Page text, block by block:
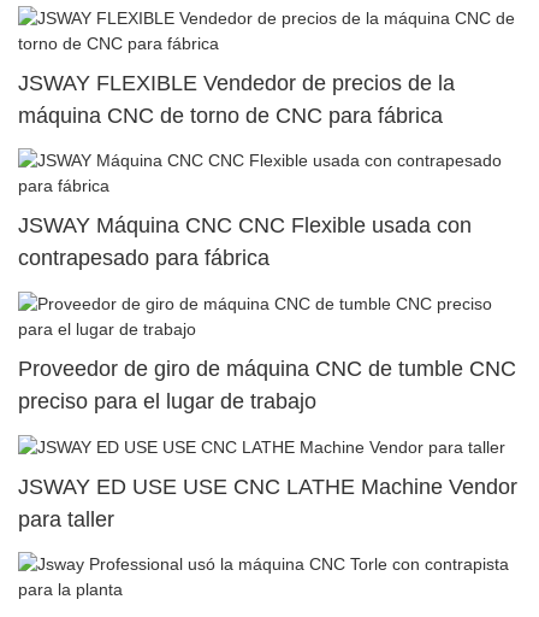
JSWAY FLEXIBLE Vendedor de precios de la
máquina CNC de torno de CNC para fábrica
JSWAY Máquina CNC CNC Flexible usada con
contrapesado para fábrica
Proveedor de giro de máquina CNC de tumble CNC
preciso para el lugar de trabajo
JSWAY ED USE USE CNC LATHE Machine Vendor
para taller